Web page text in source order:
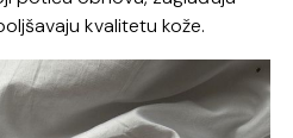
kvalitetu kože.